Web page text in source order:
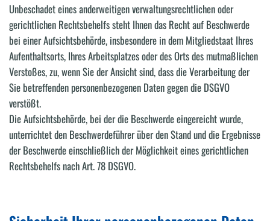
Unbeschadet eines anderweitigen verwaltungsrechtlichen oder
gerichtlichen Rechtsbehelfs steht Ihnen das Recht auf Beschwerde
bei einer Aufsichtsbehörde, insbesondere in dem Mitgliedstaat Ihres
Aufenthaltsorts, Ihres Arbeitsplatzes oder des Orts des mutmaßlichen
Verstoßes, zu, wenn Sie der Ansicht sind, dass die Verarbeitung der
Sie betreffenden personenbezogenen Daten gegen die DSGVO
verstößt.
Die Aufsichtsbehörde, bei der die Beschwerde eingereicht wurde,
unterrichtet den Beschwerdeführer über den Stand und die Ergebnisse
der Beschwerde einschließlich der Möglichkeit eines gerichtlichen
Rechtsbehelfs nach Art. 78 DSGVO.